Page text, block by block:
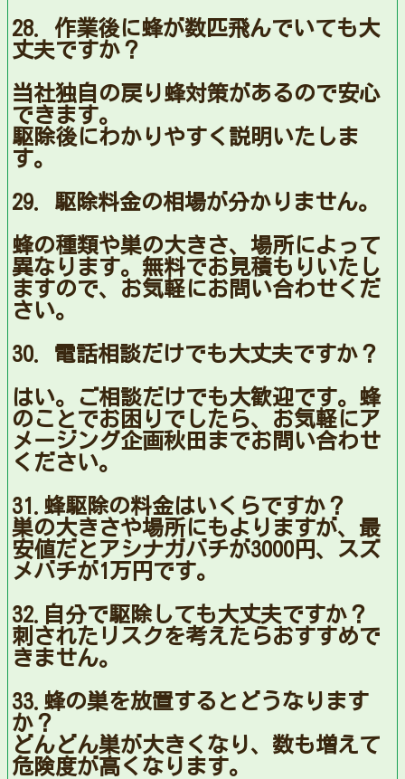
28. 作業後に蜂が数匹飛んでいても大
丈夫ですか？
当社独自の戻り蜂対策があるので安心
できます。
駆除後にわかりやすく説明いたしま
す。
29. 駆除料金の相場が分かりません。
蜂の種類や巣の大きさ、場所によって
異なります。無料でお見積もりいたし
ますので、お気軽にお問い合わせくだ
さい。
30. 電話相談だけでも大丈夫ですか？
はい。ご相談だけでも大歓迎です。蜂
のことでお困りでしたら、お気軽にア
メージング企画秋田までお問い合わせ
ください。
31.蜂駆除の料金はいくらですか？
巣の大きさや場所にもよりますが、最
安値だとアシナガバチが3000円、スズ
メバチが1万円です。
32.自分で駆除しても大丈夫ですか？
刺されたリスクを考えたらおすすめで
きません。
33.蜂の巣を放置するとどうなります
か？
どんどん巣が大きくなり、数も増えて
危険度が高くなります。